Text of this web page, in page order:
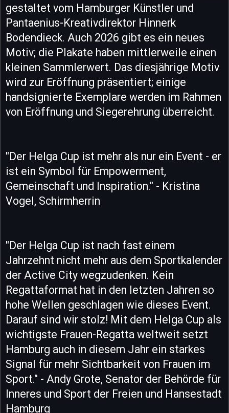
gestaltet vom Hamburger Künstler und
Pantaenius-Kreativdirektor Hinnerk
Bodendieck. Auch 2026 gibt es ein neues
Motiv; die Plakate haben mittlerweile einen
kleinen Sammlerwert. Das diesjährige Motiv
wird zur Eröffnung präsentiert; einige
handsignierte Exemplare werden im Rahmen
von Eröffnung und Siegerehrung überreicht.
"Der Helga Cup ist mehr als nur ein Event - er
ist ein Symbol für Empowerment,
Gemeinschaft und Inspiration." - Kristina
Vogel, Schirmherrin
"Der Helga Cup ist nach fast einem
Jahrzehnt nicht mehr aus dem Sportkalender
der Active City wegzudenken. Kein
Regattaformat hat in den letzten Jahren so
hohe Wellen geschlagen wie dieses Event.
Darauf sind wir stolz! Mit dem Helga Cup als
wichtigste Frauen-Regatta weltweit setzt
Hamburg auch in diesem Jahr ein starkes
Signal für mehr Sichtbarkeit von Frauen im
Sport." - Andy Grote, Senator der Behörde für
Inneres und Sport der Freien und Hansestadt
Hamburg